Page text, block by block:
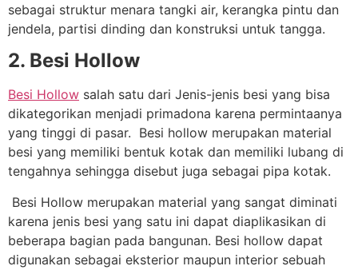
sebagai struktur menara tangki air, kerangka pintu dan
jendela, partisi dinding dan konstruksi untuk tangga.
2. Besi Hollow
Besi Hollow salah satu dari Jenis-jenis besi yang bisa
dikategorikan menjadi primadona karena permintaanya
yang tinggi di pasar. Besi hollow merupakan material
besi yang memiliki bentuk kotak dan memiliki lubang di
tengahnya sehingga disebut juga sebagai pipa kotak.
Besi Hollow merupakan material yang sangat diminati
karena jenis besi yang satu ini dapat diaplikasikan di
beberapa bagian pada bangunan. Besi hollow dapat
digunakan sebagai eksterior maupun interior sebuah